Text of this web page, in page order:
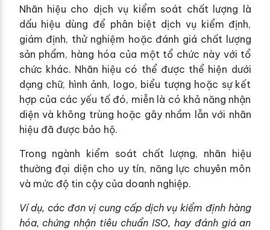
Nhãn hiệu cho dịch vụ kiểm soát chất lượng là
dấu hiệu dùng để phân biệt dịch vụ kiểm định,
giám định, thử nghiệm hoặc đánh giá chất lượng
sản phẩm, hàng hóa của một tổ chức này với tổ
chức khác. Nhãn hiệu có thể được thể hiện dưới
dạng chữ, hình ảnh, logo, biểu tượng hoặc sự kết
hợp của các yếu tố đó, miễn là có khả năng nhận
diện và không trùng hoặc gây nhầm lẫn với nhãn
hiệu đã được bảo hộ.
Trong ngành kiểm soát chất lượng, nhãn hiệu
thường đại diện cho uy tín, năng lực chuyên môn
và mức độ tin cậy của doanh nghiệp.
Ví dụ, các đơn vị cung cấp dịch vụ kiểm định hàng
hóa, chứng nhận tiêu chuẩn ISO, hay đánh giá an